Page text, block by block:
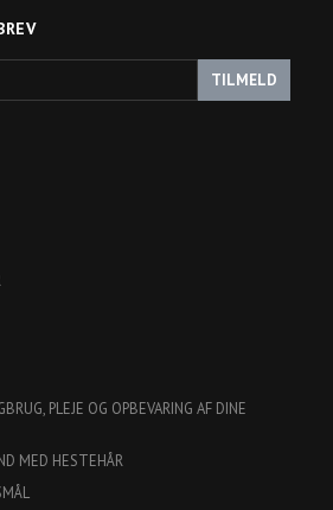
TILMELD
PLEJE OG OPBEVARING AF DINE
MED HESTEHÅR